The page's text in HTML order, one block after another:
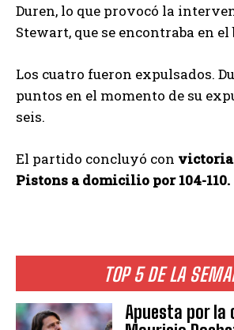
TOP 5 DE LA
Apuesta por la
Duren, lo que provocó la
Stewart, que se encontraba en
Los cuatro fueron expulsados.
puntos en el momento de su
seis.
El partido concluyó con victoria
Pistons a domicilio por 104-110.